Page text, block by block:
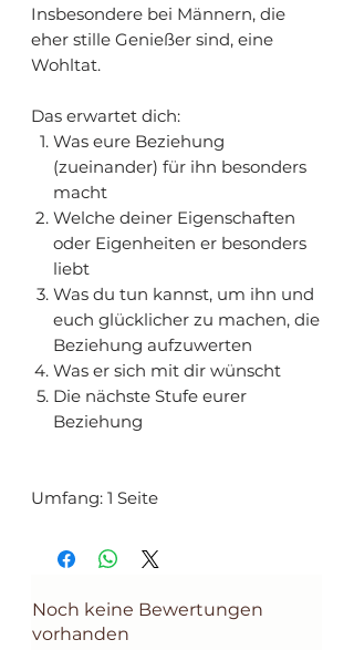
Insbesondere bei Männern, die
eher stille Genießer sind, eine
Wohltat.
Das erwartet dich:
Was eure Beziehung
(zueinander) für ihn besonders
macht
Welche deiner Eigenschaften
oder Eigenheiten er besonders
liebt
Was du tun kannst, um ihn und
euch glücklicher zu machen, die
Beziehung aufzuwerten
Was er sich mit dir wünscht
Die nächste Stufe eurer
Beziehung
Umfang: 1 Seite
Noch keine Bewertungen
vorhanden